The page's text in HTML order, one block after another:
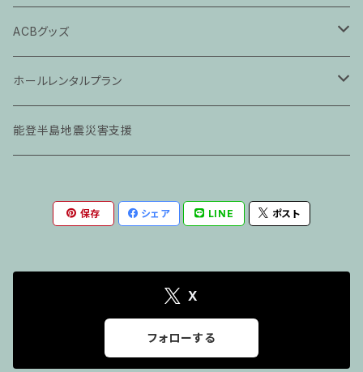
ラバーバンド
クージー
CD
ACBグッズ
パーカー
ロンT
Tシャツ
ホールレンタルプラン
ホールレンタル
プリプロ
能登半島地震災害支援
保存 シェア LINE ポスト
X
フォローする